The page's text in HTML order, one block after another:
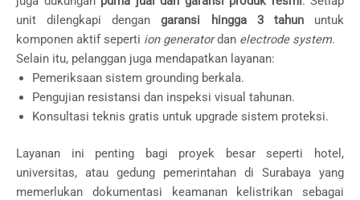
unit dilengkapi dengangaransi hingga 3 tahununtuk
komponen aktif seperti ion generatordan electrode system.
Selain itu, pelanggan juga mendapatkan layanan:
Pemeriksaan sistem grounding berkala.
Pengujian resistansi dan inspeksi visual tahunan.
Konsultasi teknis gratis untuk upgrade sistem proteksi.
Layanan ini penting bagi proyek besar seperti hotel,
universitas, atau gedung pemerintahan di Surabaya yang
memerlukan dokumentasi keamanan kelistrikan sebagai